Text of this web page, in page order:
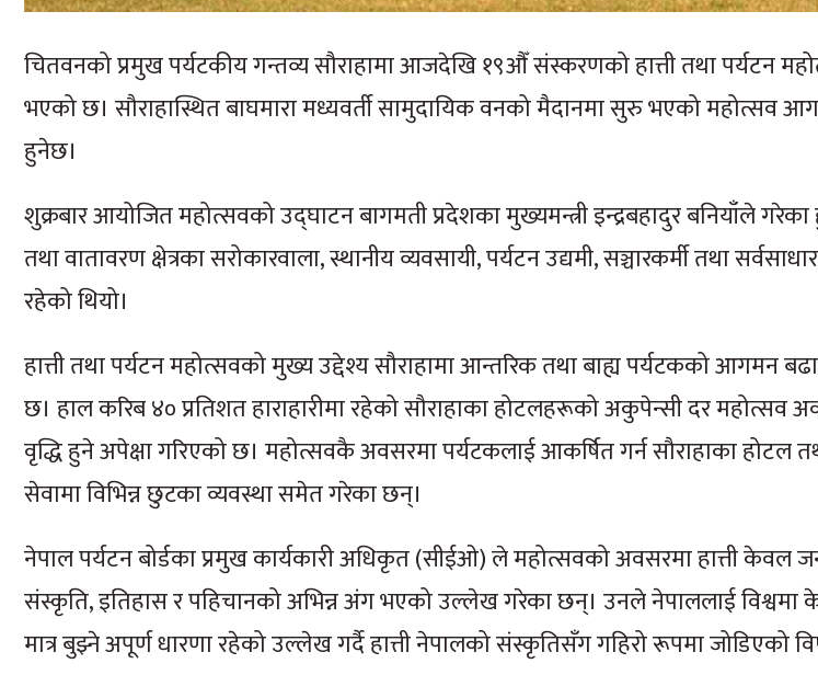
चितवनको प्रमुख पर्यटकीय गन्तव्य सौराहामा आजदेखि १९औँ संस्करणको हात्ती तथा पर्यटन
भएको छ। सौराहास्थित बाघमारा मध्यवर्ती सामुदायिक वनको मैदानमा सुरु भएको महोत्सव
हुनेछ।
शुक्रबार आयोजित महोत्सवको उद्घाटन बागमती प्रदेशका मुख्यमन्त्री इन्द्रबहादुर बनियाँले गरेका
तथा वातावरण क्षेत्रका सरोकारवाला, स्थानीय व्यवसायी, पर्यटन उद्यमी, सञ्चारकर्मी तथा
रहेको थियो।
हात्ती तथा पर्यटन महोत्सवको मुख्य उद्देश्य सौराहामा आन्तरिक तथा बाह्य पर्यटकको
छ। हाल करिब ४० प्रतिशत हाराहारीमा रहेको सौराहाका होटलहरूको अकुपेन्सी दर महोत्सव
वृद्धि हुने अपेक्षा गरिएको छ। महोत्सवकै अवसरमा पर्यटकलाई आकर्षित गर्न सौराहाका होटल
सेवामा विभिन्न छुटका व्यवस्था समेत गरेका छन्।
नेपाल पर्यटन बोर्डका प्रमुख कार्यकारी अधिकृत (सीईओ) ले महोत्सवको अवसरमा हात्ती केवल
संस्कृति, इतिहास र पहिचानको अभिन्न अंग भएको उल्लेख गरेका छन्। उनले नेपाललाई
मात्र बुझ्ने अपूर्ण धारणा रहेको उल्लेख गर्दै हात्ती नेपालको संस्कृतिसँग गहिरो रूपमा जोडिएको